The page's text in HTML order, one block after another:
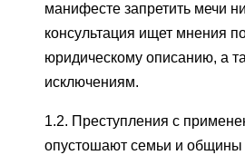
манифесте запретить мечи
консультация ищет мнения
юридическому описанию, а
исключениям.
1.2. Преступления с
опустошают семьи и общины